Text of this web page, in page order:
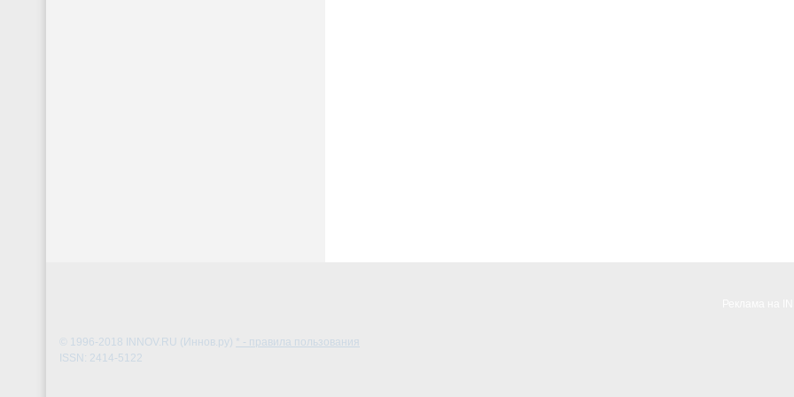
© 1996-2018 INNOV.RU (Иннов.ру) * - правила пользования
ISSN: 2414-5122